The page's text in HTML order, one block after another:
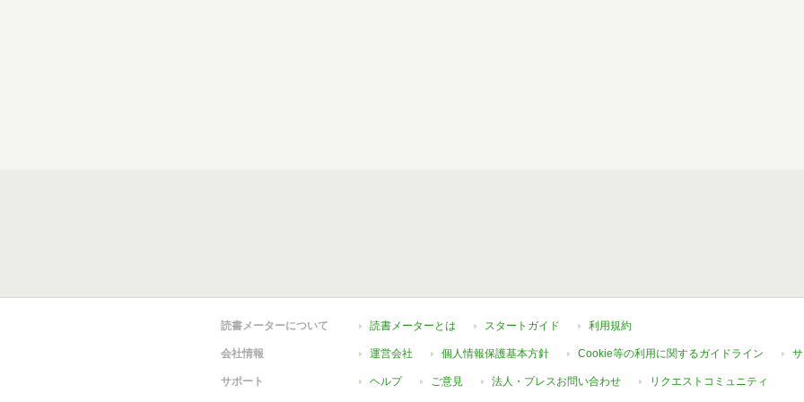
読書メーターについて 読書メーターとは スタートガイド 利用規約
会社情報 運営会社 個人情報保護基本方針 Cookie等の利用に関するガイドライン
サポート ヘルプ ご意見 法人・プレスお問い合わせ リクエストコミュニティ